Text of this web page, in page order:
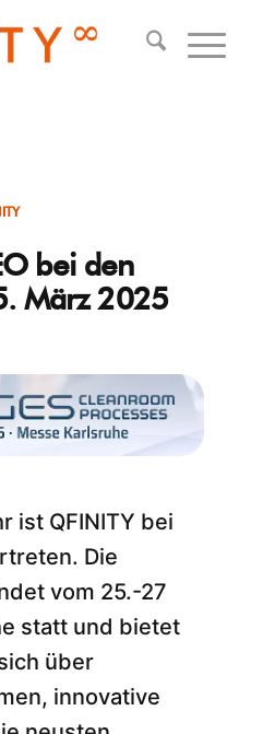
bei den
März 2025
ist QFINITY bei
Die
vom 25.-27
statt und bietet
über
innovative